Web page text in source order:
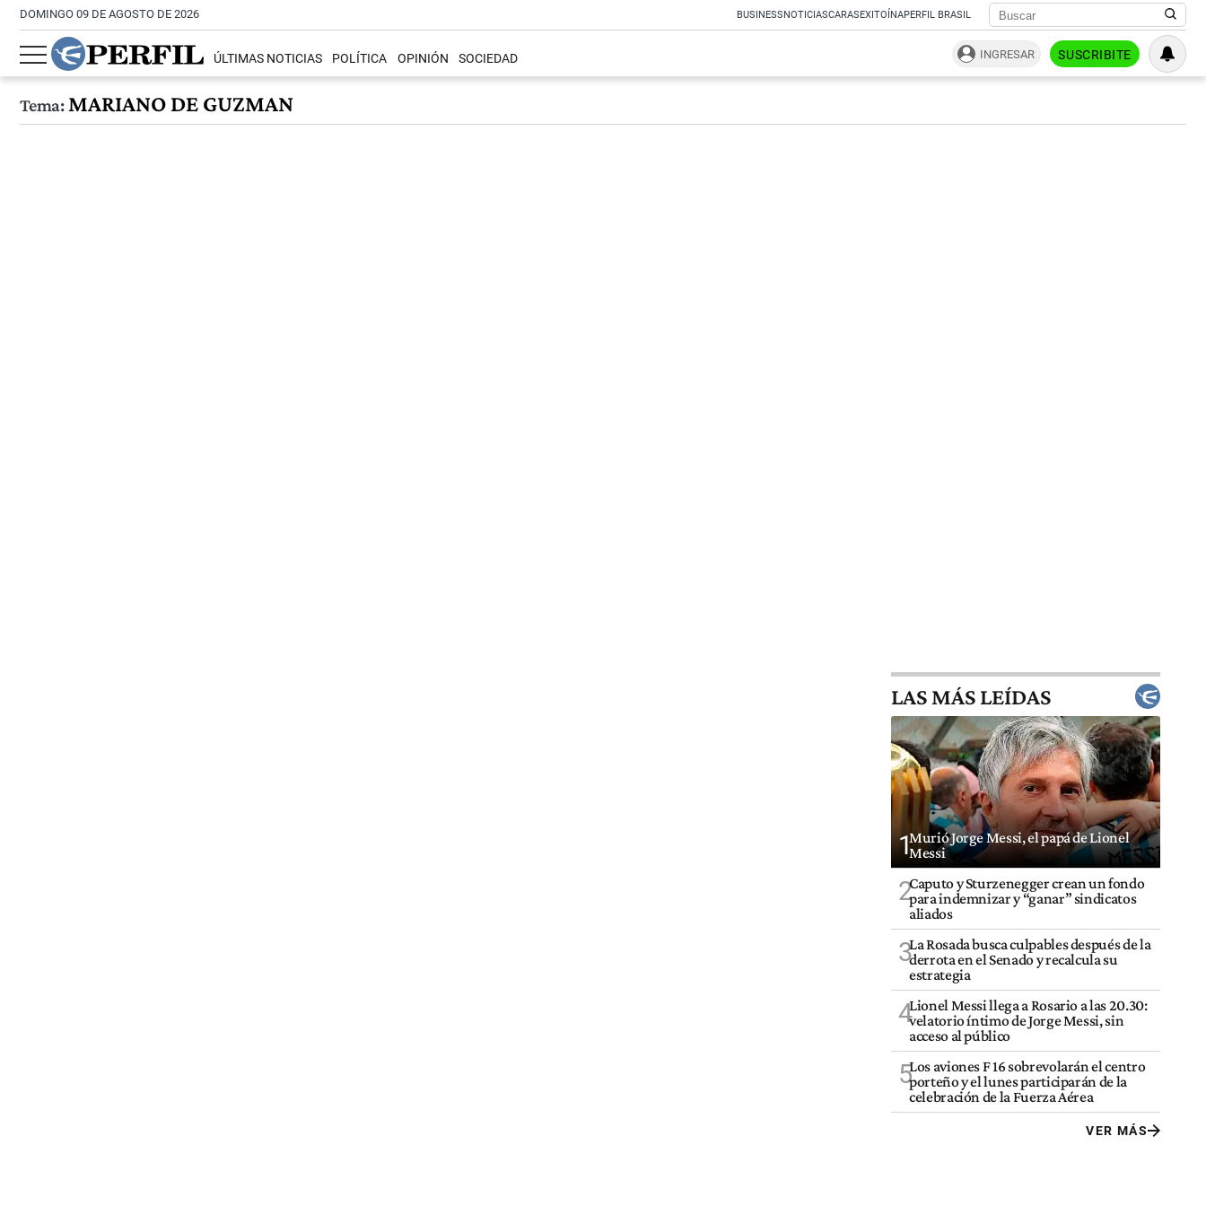
DOMINGO 09 DE AGOSTO DE 2026 BUSINESSNOTICIASCARASEXITOÍNAPERFIL BRASIL
ÚLTIMAS NOTICIAS POLÍTICA OPINIÓN SOCIEDAD INGRESAR SUSCRIBITE
Tema:MARIANO DE GUZMAN
LAS MÁS LEÍDAS
1Murió Jorge Messi, el papá de Lionel
Messi
2Caputo y Sturzenegger crean un fondo
para indemnizar y “ganar” sindicatos
aliados
3La Rosada busca culpables después de la
derrota en el Senado y recalcula su
estrategia
4Lionel Messi llega a Rosario a las 20.30:
velatorio íntimo de Jorge Messi, sin
acceso al público
5Los aviones F 16 sobrevolarán el centro
porteño y el lunes participarán de la
celebración de la Fuerza Aérea
VER MÁS